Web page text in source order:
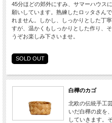
45分ほどの郊外にすみ、サマーハウス
願いしています。熟練したロッタさん
れません。しかし、しっかりとした丁
すが、温かくもしっかりとした作り、
うぞお楽しみ下さいませ。
SOLD OUT
白樺の
北欧の伝統手工
いだ白樺の皮を
していきます。